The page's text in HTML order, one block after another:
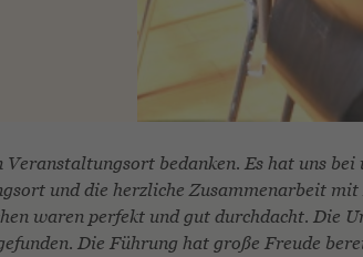
bedanken. Es hat uns
und die herzliche Zusammenarbeit
waren perfekt und gut durchdacht. Die
Die Führung hat große Freude